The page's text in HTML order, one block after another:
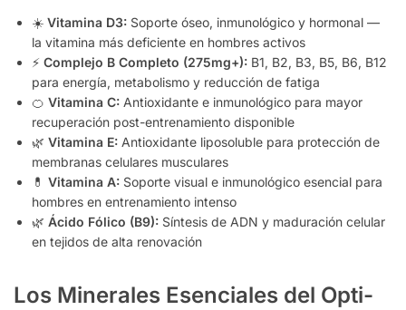
☀️ Vitamina D3: Soporte óseo, inmunológico y hormonal —
la vitamina más deficiente en hombres activos
⚡ Complejo B Completo (275mg+): B1, B2, B3, B5, B6, B12
para energía, metabolismo y reducción de fatiga
🍊 Vitamina C: Antioxidante e inmunológico para mayor
recuperación post-entrenamiento disponible
🌿 Vitamina E: Antioxidante liposoluble para protección de
membranas celulares musculares
💊 Vitamina A: Soporte visual e inmunológico esencial para
hombres en entrenamiento intenso
🌿 Ácido Fólico (B9): Síntesis de ADN y maduración celular
en tejidos de alta renovación
Los Minerales Esenciales del Opti-